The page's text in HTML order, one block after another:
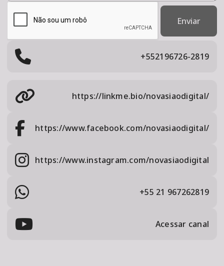
Enviar
+552196726-2819
https://linkme.bio/novasiaodigital/
https://www.facebook.com/novasiaodigital/
https://www.instagram.com/novasiaodigital
+55 21 967262819
Acessar canal